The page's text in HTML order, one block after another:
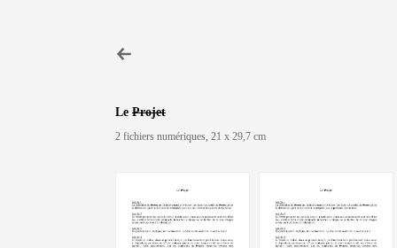
Le Projet
2 fichiers numériques, 21 x 29,7 cm